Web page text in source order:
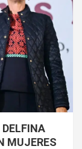
MUJERES